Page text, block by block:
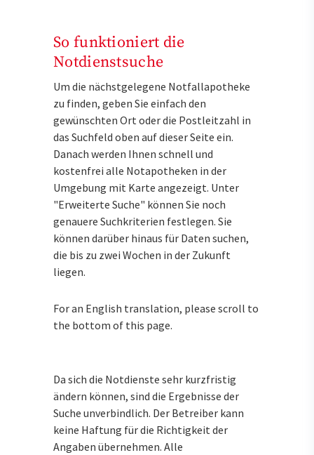
So funktioniert die
Notdienstsuche
Um die nächstgelegene Notfallapotheke
zu finden, geben Sie einfach den
gewünschten Ort oder die Postleitzahl in
das Suchfeld oben auf dieser Seite ein.
Danach werden Ihnen schnell und
kostenfrei alle Notapotheken in der
Umgebung mit Karte angezeigt. Unter
"Erweiterte Suche" können Sie noch
genauere Suchkriterien festlegen. Sie
können darüber hinaus für Daten suchen,
die bis zu zwei Wochen in der Zukunft
liegen.
For an English translation, please scroll to
the bottom of this page.
Da sich die Notdienste sehr kurzfristig
ändern können, sind die Ergebnisse der
Suche unverbindlich. Der Betreiber kann
keine Haftung für die Richtigkeit der
Angaben übernehmen. Alle